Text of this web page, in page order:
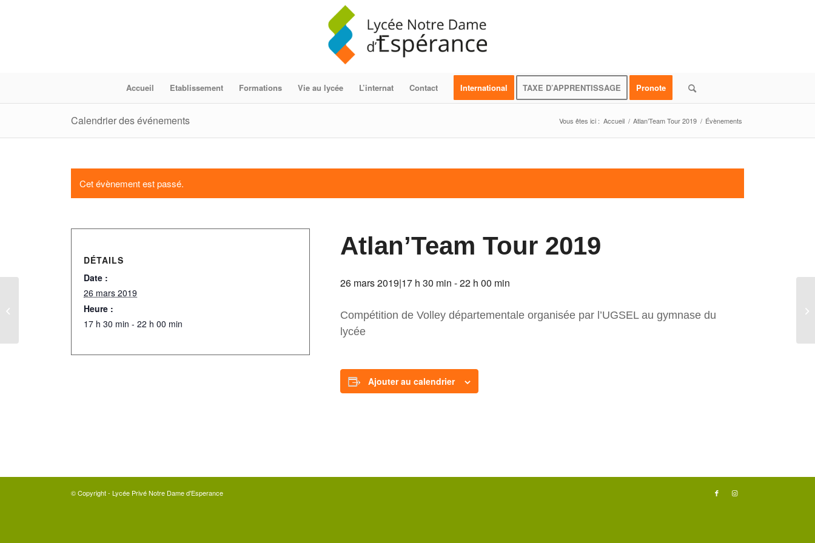
Accueil Etablissement Formations Vie au lycée L’internat Contact International TAXE D’APPRENTISSAGE Pronote
Calendrier des événements Vous êtes ici : Accueil / Atlan’Team Tour 2019 / Évènements
Cet évènement est passé.
Atlan’Team Tour 2019
26 mars 2019|17 h 30 min -22 h 00 min
Compétition de Volley départementale organisée par l’UGSEL au gymnase du
lycée
Ajouter au calendrier
DÉTAILS
Date :
26 mars 2019
Heure :
17 h 30 min - 22 h 00 min
© Copyright - Lycée Privé Notre Dame d'Esperance